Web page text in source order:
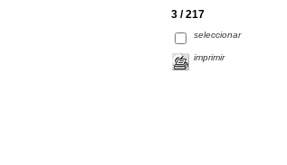
3 / 217
seleccionar
imprimir